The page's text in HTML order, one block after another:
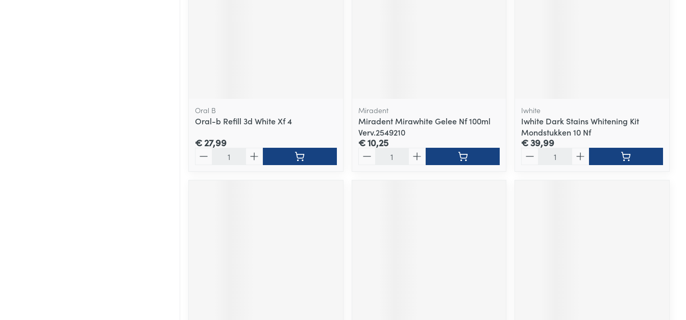
Oral B
Oral-b Refill 3d White Xf 4
€ 27,99
Miradent
Miradent Mirawhite Gelee Nf 100ml
Verv.2549210
€ 10,25
Iwhite
Iwhite Dark Stains Whitening Kit
Mondstukken 10 Nf
€ 39,99